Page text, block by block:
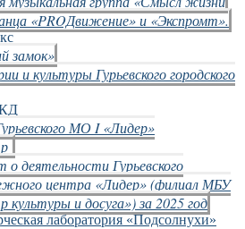
«PROДвижение» и «Экспромт».
замок»
и культуры Гурьевского городского
МО I «Лидер»
деятельности Гурьевского
центра «Лидер» (филиал МБУ
культуры и досуга») за 2025 год
лаборатория «Подсолнухи»